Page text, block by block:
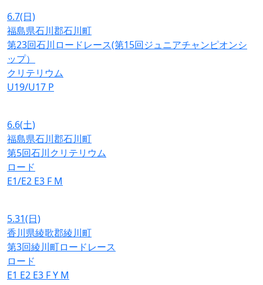
6.7(日)
福島県石川郡石川町
第23回石川ロードレース(第15回ジュニアチャンピオンシ
ップ）
クリテリウム
U19/U17 P
6.6(土)
福島県石川郡石川町
第5回石川クリテリウム
ロード
E1/E2 E3 F M
5.31(日)
香川県綾歌郡綾川町
第3回綾川町ロードレース
ロード
E1 E2 E3 FY M